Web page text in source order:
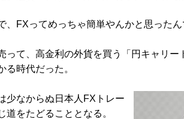
FXってめっちゃ簡単やんかと思ったん
て、高金利の外貨を買う「円キャリー
る時代だった。
少なからぬ日本人FXトレー
道をたどることとなる。